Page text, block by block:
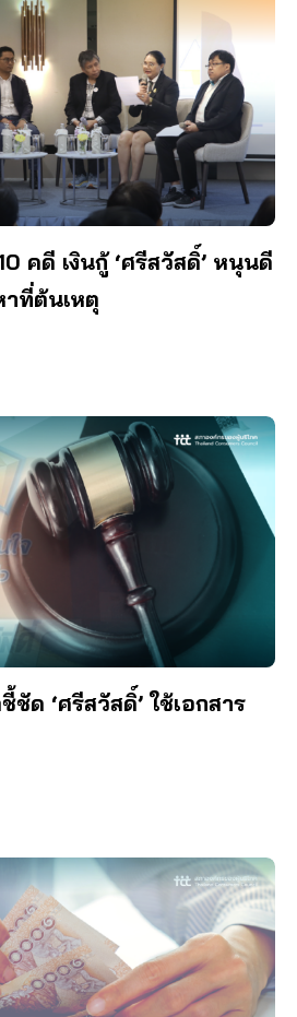
คดี เงินกู้ ‘ศรีสวัสดิ์’ หนุนดี
ที่ต้นเหตุ
ด ‘ศรีสวัสดิ์’ ใช้เอกสาร